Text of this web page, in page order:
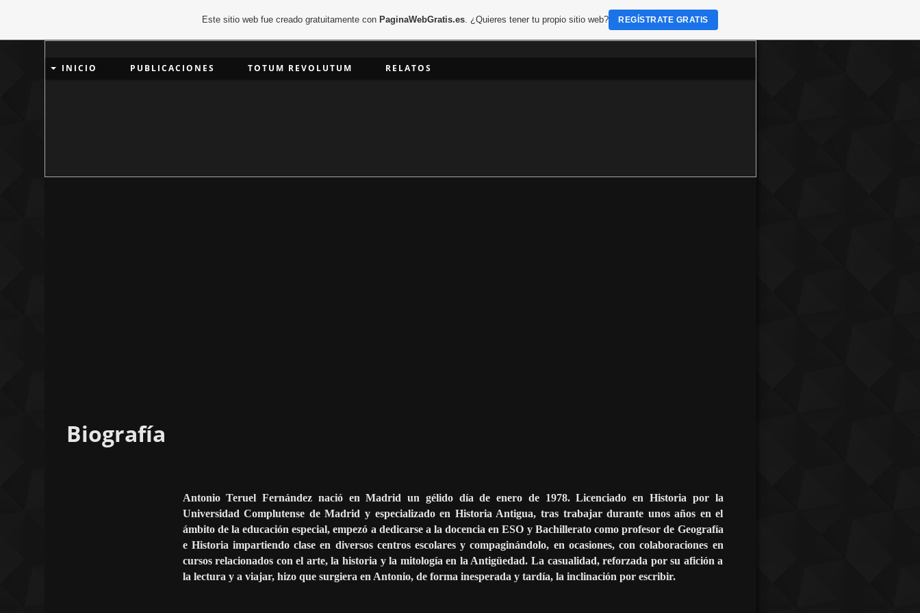
INICIO PUBLICACIONES TOTUM REVOLUTUM RELATOS
Biografía
Antonio Teruel Fernández nació en Madrid un gélido día de enero de 1978. Licenciado en Historia por la
Universidad Complutense de Madrid y especializado en Historia Antigua, tras trabajar durante unos años en el
ámbito de la educación especial, empezó a dedicarse a la docencia en ESO y Bachillerato como profesor de Geografía
e Historia impartiendo clase en diversos centros escolares y compaginándolo, en ocasiones, con colaboraciones en
cursos relacionados con el arte, la historia y la mitología en la Antigüedad. La casualidad, reforzada por su afición a
la lectura y a viajar, hizo que surgiera en Antonio, de forma inesperada y tardía, la inclinación por escribir.
Este sitio web fue creado gratuitamente con PaginaWebGratis.es. ¿Quieres tener tu propio sitio web? REGÍSTRATE GRATIS